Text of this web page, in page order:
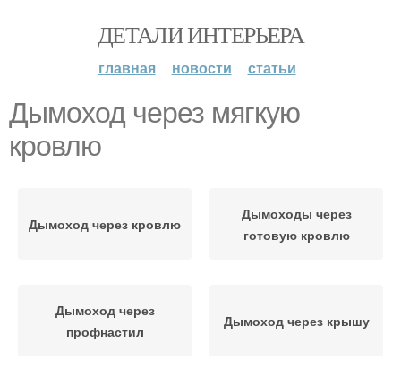
ДЕТАЛИ ИНТЕРЬЕРА
главная новости статьи
Дымоход через мягкую
кровлю
Дымоход через кровлю
Дымоходы через
готовую кровлю
Дымоход через
профнастил
Дымоход через крышу